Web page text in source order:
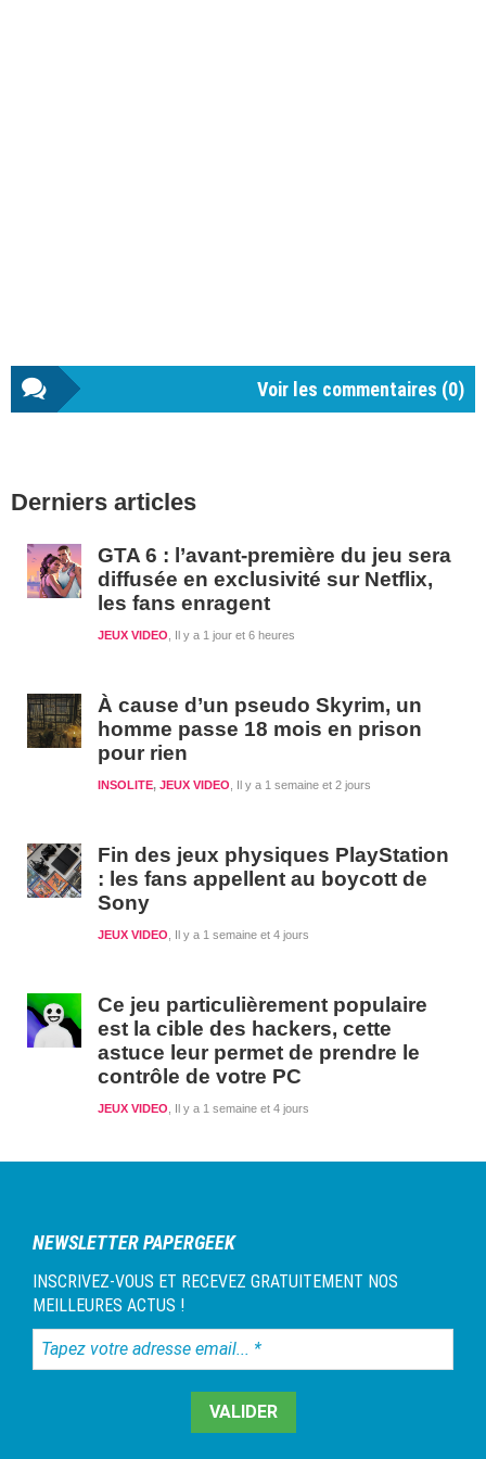
Voir les commentaires (0)
latérale
Derniers articles
GTA 6 : l’avant-première du jeu sera
diffusée en exclusivité sur Netflix,
les fans enragent
Il y a 1 jour et 6 heures
JEUX VIDEO
À cause d’un pseudo Skyrim, un
homme passe 18 mois en prison
pour rien
Il y a 1 semaine et 2 jours
INSOLITE, JEUX VIDEO
Fin des jeux physiques PlayStation
: les fans appellent au boycott de
Sony
Il y a 1 semaine et 4 jours
JEUX VIDEO
Ce jeu particulièrement populaire
est la cible des hackers, cette
astuce leur permet de prendre le
contrôle de votre PC
Il y a 1 semaine et 4 jours
JEUX VIDEO
NEWSLETTER PAPERGEEK
INSCRIVEZ-VOUS ET RECEVEZ GRATUITEMENT NOS
MEILLEURES ACTUS !
Tapez
votre